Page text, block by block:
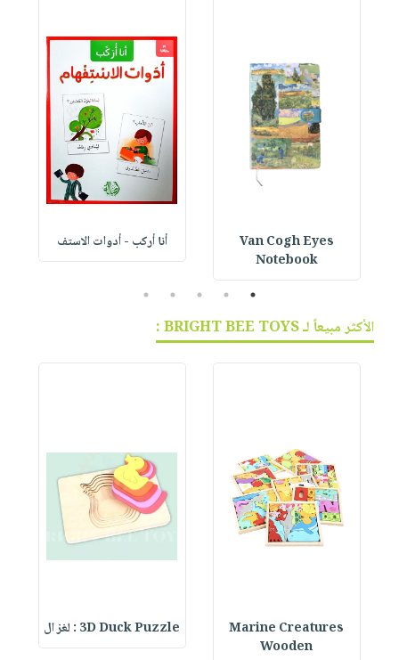
Van Cogh Eyes
Notebook
أنا أركب - أدوات الاستف
1
2
3
4
5
الأكثر مبيعاً لـ BRIGHT BEE TOYS :
Marine Creatures
Wooden
3D Duck Puzzle : لغز ال